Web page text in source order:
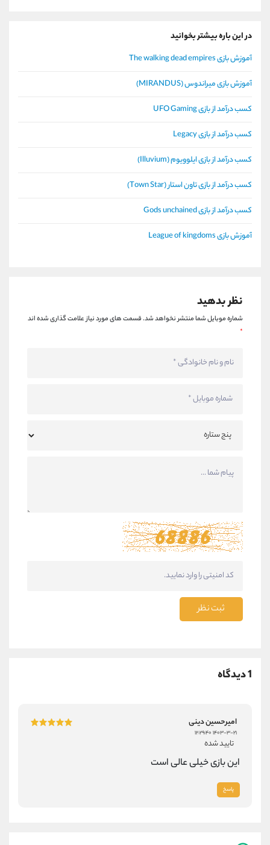
در این باره بیشتر بخوانید
آموزش بازی The walking dead empires
آموزش بازی میراندوس (MIRANDUS)
کسب درآمد از بازی UFO Gaming
کسب درآمد از بازی Legacy
کسب درآمد از بازی ایلوویوم (Illuvium)
کسب درآمد از بازی تاون استار (Town Star)
کسب درآمد از بازی Gods unchained
آموزش بازی League of kingdoms
نظر بدهید
شماره موبایل شما منتشر نخواهد شد.قسمت های مورد نیاز علامت گذاری شده اند
*
ثبت نظر
1 دیدگاه
امیرحسین دینی
۱۴۰۳-۳-۲۱ ۱۲:۲۹:۴۰
تایید شده
این بازی خیلی عالی است
پاسخ